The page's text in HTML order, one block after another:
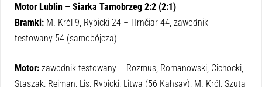
Motor Lublin – Siarka Tarnobrzeg 2:2 (2:1)
Bramki: M. Król 9, Rybicki 24 – Hrnčiar 44, zawodnik
testowany 54 (samobójcza)
Motor: zawodnik testowany – Rozmus, Romanowski, Cichocki,
Staszak, Reiman, Lis, Rybicki, Litwa (56 Kahsay), M. Król, Szuta